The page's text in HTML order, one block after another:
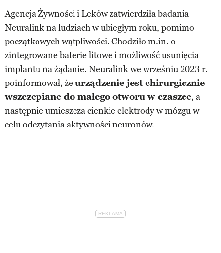
Agencja Żywności i Leków zatwierdziła badania
Neuralink na ludziach w ubiegłym roku, pomimo
początkowych wątpliwości. Chodziło m.in. o
zintegrowane baterie litowe i możliwość usunięcia
implantu na żądanie. Neuralink we wrześniu 2023 r.
poinformował, że urządzenie jest chirurgicznie
wszczepiane do małego otworu w czaszce, a
następnie umieszcza cienkie elektrody w mózgu w
celu odczytania aktywności neuronów.